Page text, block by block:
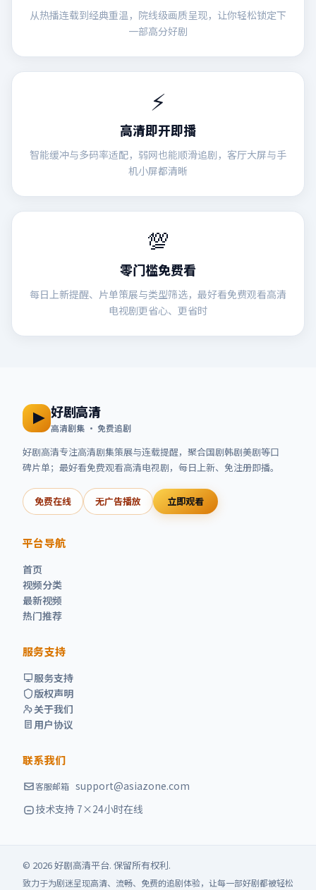
从热播连载到经典重温，院线级画质呈现，让你轻松锁定下
一部高分好剧
⚡
高清即开即播
智能缓冲与多码率适配，弱网也能顺滑追剧，客厅大屏与手
机小屏都清晰
💯
零门槛免费看
每日上新提醒、片单策展与类型筛选，最好看免费观看高清
电视剧更省心、更省时
好剧高清
高清剧集 · 免费追剧
好剧高清专注高清剧集策展与连载提醒，聚合国剧韩剧美剧等口
碑片单； 最好看免费观看高清电视剧，每日上新、免注册即播。
免费在线 无广告播放 立即观看
平台导航
首页
视频分类
最新视频
热门推荐
服务支持
服务支持
版权声明
关于我们
用户协议
联系我们
客服邮箱 support@asiazone.com
技术支持 7×24小时在线
© 2026好剧高清平台. 保留所有权利.
致力于为剧迷呈现高清、流畅、免费的追剧体验，让每一部好剧都被轻松